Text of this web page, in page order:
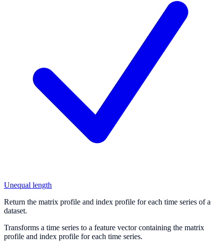
Unequal length
Return the matrix profile and index profile for each time series of a
dataset.
Transforms a time series to a feature vector containing the matrix
profile and index profile for each time series.